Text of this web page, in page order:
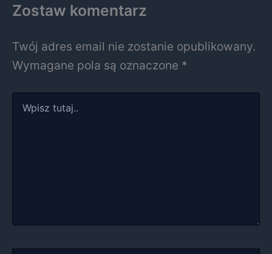
Zostaw komentarz
Twój adres email nie zostanie opublikowany.
Wymagane pola są oznaczone *
tutaj..